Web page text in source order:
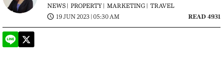
NEWS | PROPERTY | MARKETING | TRAVEL
19 JUN 2023 | 05:30 AM
READ 4931